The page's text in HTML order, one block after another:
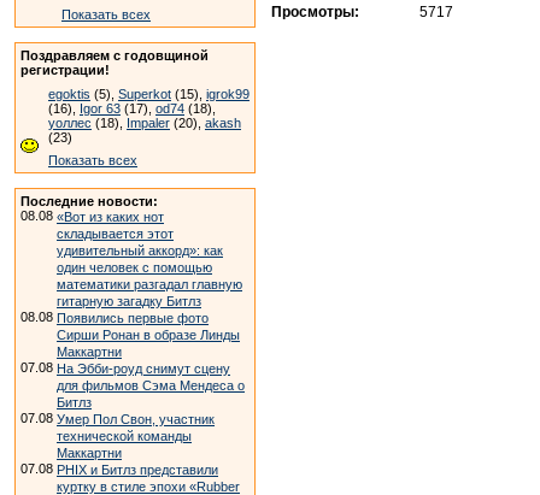
Показать всех
Поздравляем с годовщиной
регистрации!
egoktis (5), Superkot (15), igrok99
(16), Igor 63 (17), od74 (18),
уоллес (18), Impaler (20), akash
(23)
Показать всех
Последние новости:
08.08 «Вот из каких нот
складывается этот
удивительный аккорд»: как
один человек с помощью
математики разгадал главную
гитарную загадку Битлз
08.08 Появились первые фото
Сирши Ронан в образе Линды
Маккартни
07.08 На Эбби-роуд снимут сцену
для фильмов Сэма Мендеса о
Битлз
07.08 Умер Пол Свон, участник
технической команды
Маккартни
07.08 PHIX и Битлз представили
куртку в стиле эпохи «Rubber
Просмотры:
5717